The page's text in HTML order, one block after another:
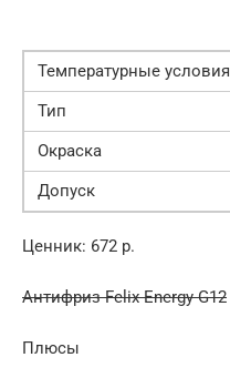
Температурные условия
Тип
Окраска
Допуск
Ценник: 672 р.
Антифриз Felix Energy G12
Плюсы